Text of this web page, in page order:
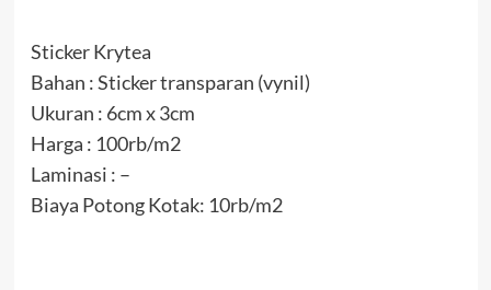
Sticker Krytea
Bahan : Sticker transparan (vynil)
Ukuran : 6cm x 3cm
Harga : 100rb/m2
Laminasi : –
Biaya Potong Kotak: 10rb/m2